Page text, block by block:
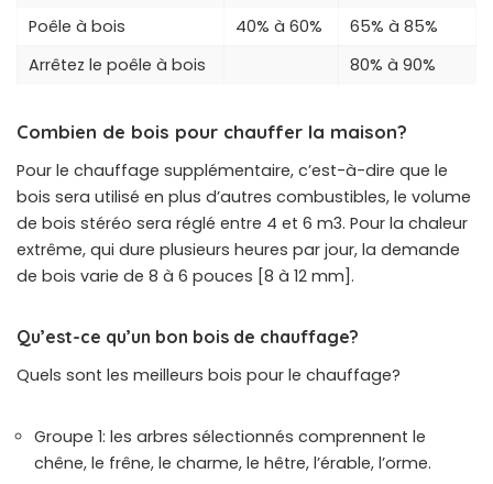
Poêle à bois
40% à 60%
65% à 85%
Arrêtez le poêle à bois
80% à 90%
Combien de bois pour chauffer la maison?
Pour le chauffage supplémentaire, c’est-à-dire que le
bois sera utilisé en plus d’autres combustibles, le volume
de bois stéréo sera réglé entre 4 et 6 m3. Pour la chaleur
extrême, qui dure plusieurs heures par jour, la demande
de bois varie de 8 à 6 pouces [8 à 12 mm].
Qu’est-ce qu’un bon bois de chauffage?
Quels sont les meilleurs bois pour le chauffage?
Groupe 1: les arbres sélectionnés comprennent le
chêne, le frêne, le charme, le hêtre, l’érable, l’orme.